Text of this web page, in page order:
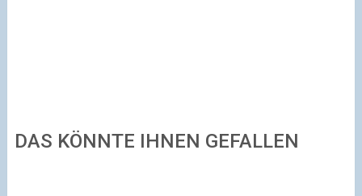
DAS KÖNNTE IHNEN GEFALLEN